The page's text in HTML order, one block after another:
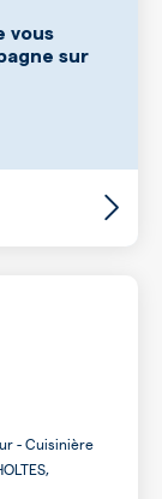
vous
sur
- Cuisinière